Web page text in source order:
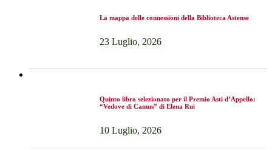
La mappa delle connessioni della Biblioteca Astense
23 Luglio, 2026
Quinto libro selezionato per il Premio Asti d’Appello:
“Vedove di Camus” di Elena Rui
10 Luglio, 2026